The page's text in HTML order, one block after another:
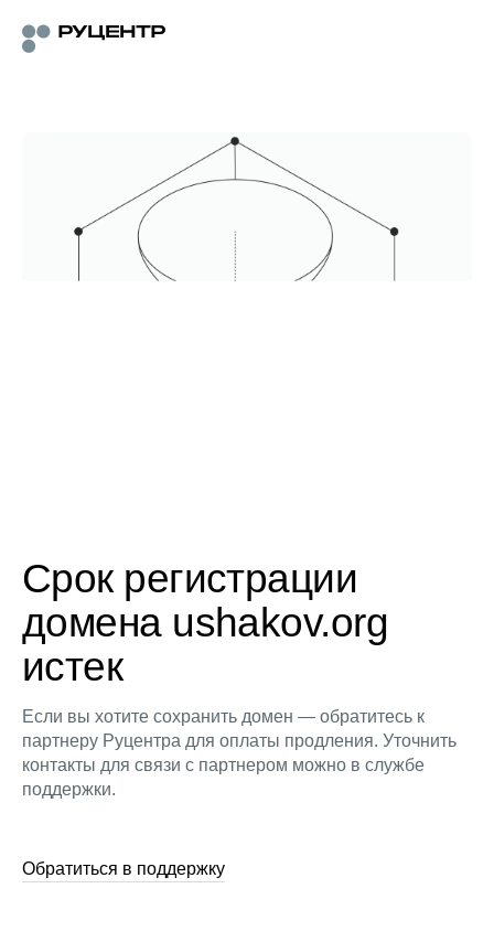
Срок регистрации
домена ushakov.org
истек
Если вы хотите сохранить домен — обратитесь к
партнеру Руцентра для оплаты продления. Уточнить
контакты для связи с партнером можно в службе
поддержки.
Обратиться в поддержку